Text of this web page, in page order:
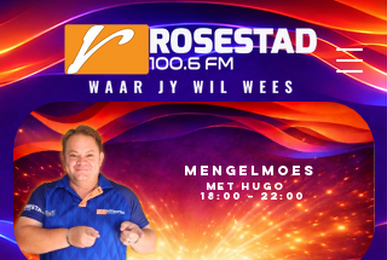
18:00 – 22:00
met Hugo
Mengelmoes